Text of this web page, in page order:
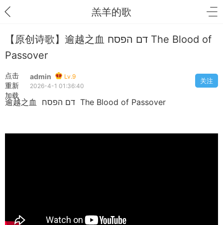
羔羊的歌
【原创诗歌】逾越之血 דם הפסח The Blood of
Passover
点击
重新
加载
admin
Lv.9
2026-4-1 01:36:40
关注
逾越之血 דם הפסח The Blood of Passover